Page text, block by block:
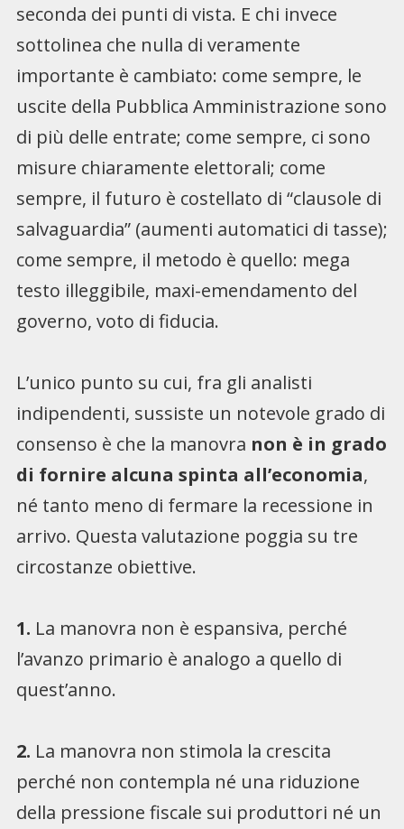
seconda dei punti di vista. E chi invece
sottolinea che nulla di veramente
importante è cambiato: come sempre, le
uscite della Pubblica Amministrazione sono
di più delle entrate; come sempre, ci sono
misure chiaramente elettorali; come
sempre, il futuro è costellato di “clausole di
salvaguardia” (aumenti automatici di tasse);
come sempre, il metodo è quello: mega
testo illeggibile, maxi-emendamento del
governo, voto di fiducia.
L’unico punto su cui, fra gli analisti
indipendenti, sussiste un notevole grado di
consenso è che la manovra non è in grado
di fornire alcuna spinta all’economia,
né tanto meno di fermare la recessione in
arrivo. Questa valutazione poggia su tre
circostanze obiettive.
1. La manovra non è espansiva, perché
l’avanzo primario è analogo a quello di
quest’anno.
2. La manovra non stimola la crescita
perché non contempla né una riduzione
della pressione fiscale sui produttori né un